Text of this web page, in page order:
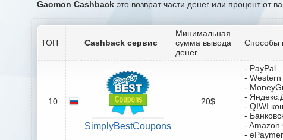
Gaomon Cashback это возврат части денег или процент от
ТОП Cashback сервис
Минимальная
сумма вывода
денег
Способы
10
SimplyBestCoupons
20$
- PayPal
- Western
-
-
- QIWI
-
- Amazon
-